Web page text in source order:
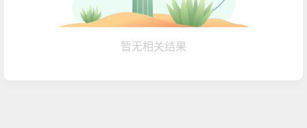
暂无相关结果